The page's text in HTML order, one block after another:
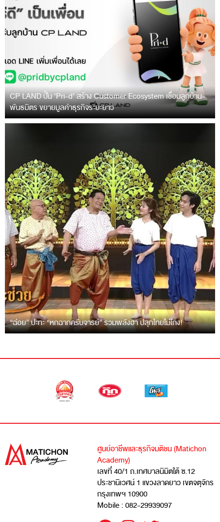
CP LAND ปั้น ‘Pri-d’ สร้าง Customer Ecosystem เชื่อมลูกบ้าน-
พันธมิตร ขยายมูลค่าธุรกิจระยะยาว
“ฉ่อย” ปะทะ “หกฉากครับจารย์” รวมพลังฮา ปลุกไทยไม่โกง!
ศูนย์อาชีพและธุรกิจมติชน (Matichon
Academy)
เลขที่ 40/1 ถ.เทศบาลนิมิตใต้ ซ.12
ประชานิเวศน์ 1 แขวงลาดยาว เขตจตุจักร
กรุงเทพฯ 10900
Mobile : 082-29939097